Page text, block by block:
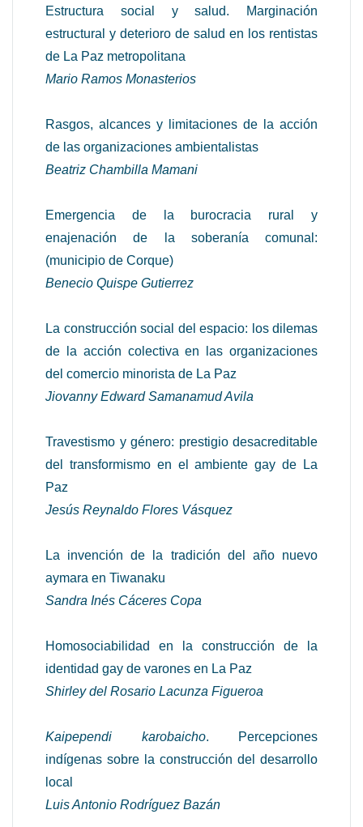
Estructura social y salud. Marginación
estructural y deterioro de salud en los rentistas
de La Paz metropolitana
Mario Ramos Monasterios
Rasgos, alcances y limitaciones de la acción
de las organizaciones ambientalistas
Beatriz Chambilla Mamani
Emergencia de la burocracia rural y
enajenación de la soberanía comunal:
(municipio de Corque)
Benecio Quispe Gutierrez
La construcción social del espacio: los dilemas
de la acción colectiva en las organizaciones
del comercio minorista de La Paz
Jiovanny Edward Samanamud Avila
Travestismo y género: prestigio desacreditable
del transformismo en el ambiente gay de La
Paz
Jesús Reynaldo Flores Vásquez
La invención de la tradición del año nuevo
aymara en Tiwanaku
Sandra Inés Cáceres Copa
Homosociabilidad en la construcción de la
identidad gay de varones en La Paz
Shirley del Rosario Lacunza Figueroa
Kaipependi karobaicho. Percepciones
indígenas sobre la construcción del desarrollo
local
Luis Antonio Rodríguez Bazán